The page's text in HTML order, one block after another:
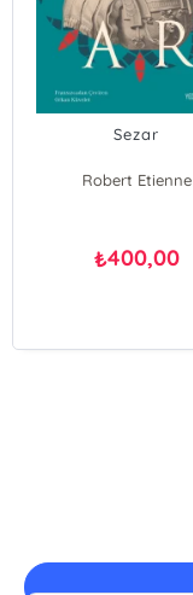
Sezar
Robert Etienne
₺400,00